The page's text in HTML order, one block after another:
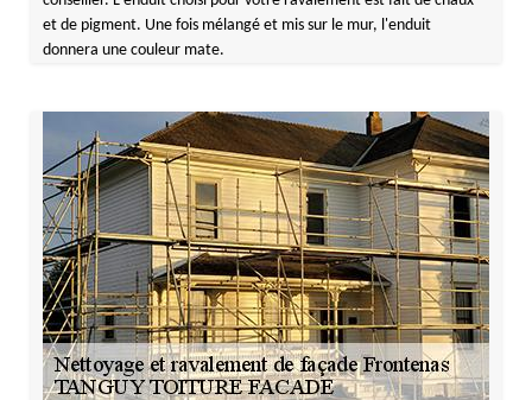
et de pigment. Une fois mélangé et mis sur le mur, l'enduit
donnera une couleur mate.